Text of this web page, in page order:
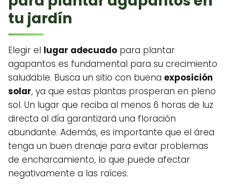
tu jardín
Elegir el lugar adecuado para plantar
agapantos es fundamental para su crecimiento
saludable. Busca un sitio con buena exposición
solar, ya que estas plantas prosperan en pleno
sol. Un lugar que reciba al menos 6 horas de luz
directa al día garantizará una floración
abundante. Además, es importante que el área
tenga un buen drenaje para evitar problemas
de encharcamiento, lo que puede afectar
negativamente a las raíces.